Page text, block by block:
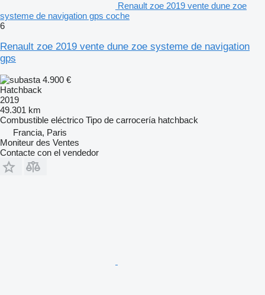
Renault zoe 2019 vente dune zoe
systeme de navigation gps coche
6
Renault zoe 2019 vente dune zoe systeme de navigation
gps
4.900 €
Hatchback
2019
49.301 km
Combustible eléctrico Tipo de carrocería hatchback
Francia, Paris
Moniteur des Ventes
Contacte con el vendedor